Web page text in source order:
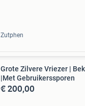
Zutphen
Grote Zilvere Vriezer |
|Met Gebruikerssporen
€ 200,00